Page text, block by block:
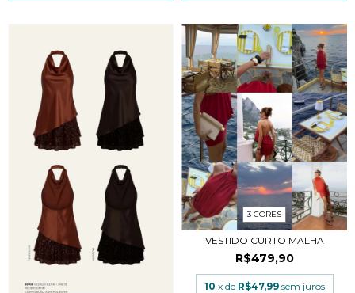
3 CORES
VESTIDO CURTO MALHA
R$479,90
10 x de R$47,99 sem juros